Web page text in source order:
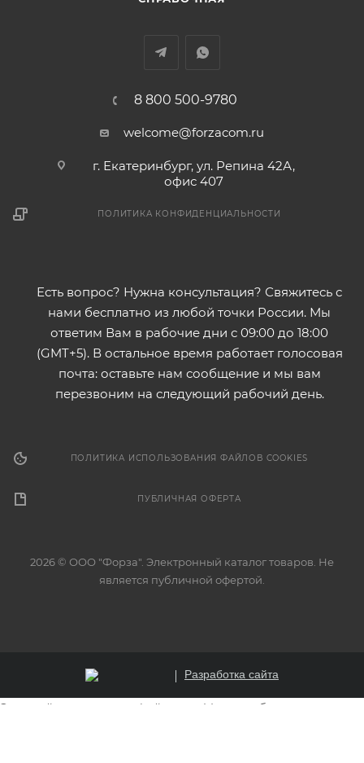
8 800 500-9780
welcome@forzacom.ru
г. Екатеринбург, ул. Репина 42А,
офис 407
ПОЛИТИКА КОНФИДЕНЦИАЛЬНОСТИ
Есть вопрос? Нужна консультация? Свяжитесь с
нами бесплатно из любой точки России. Мы
ответим Вам в рабочие дни с 09:00 до 18:00
(GMT+5). В остальное время работает голосовая
почта: оставьте нам сообщение и мы вам
перезвоним на следующий рабочий день.
ПОЛИТИКА ИСПОЛЬЗОВАНИЯ ФАЙЛОВ COOKIES
ПУБЛИЧНАЯ ОФЕРТА
2026 © ООО "Форза". Электронный каталог товаров. Не
является публичной офертой.
Разработка сайта
Этот сайт использует файлы cookie для обеспечения